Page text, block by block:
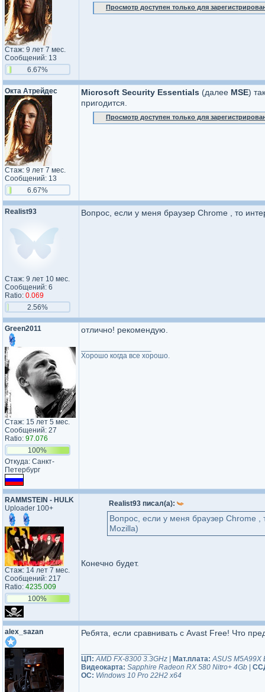
Стаж: 9 лет 7 мес.
Сообщений: 13
6.67%
Просмотр доступен только для
Окта Атрейдес
Стаж: 9 лет 7 мес.
Сообщений: 13
6.67%
Microsoft Security Essentials (далее MSE)
пригодится.
Просмотр доступен только для
Realist93
Стаж: 9 лет 10 мес.
Сообщений: 6
Ratio: 0.069
2.56%
Вопрос, если у меня браузер Chrome , то
Green2011
Стаж: 15 лет 5 мес.
Сообщений: 27
Ratio: 97.076
100%
Откуда: Санкт-
Петербург
отлично! рекомендую.
Хорошо когда все хорошо.
RAMMSTEIN - HULK
Uploader 100+
Стаж: 14 лет 7 мес.
Сообщений: 217
Ratio: 4235.009
100%
Realist93 писал(а):
Вопрос, если у меня браузер Chrome ,
Mozilla)
Конечно будет.
alex_sazan Ребята, если сравнивать с Avast Free! Что
ЦП: AMD FX-8300 3.3GHz Мат.плата: ASUS M5A99X
Видеокарта: Sapphire Radeon RX 580 Nitro+ 4Gb
ОС: Windows 10 Pro 22H2 x64